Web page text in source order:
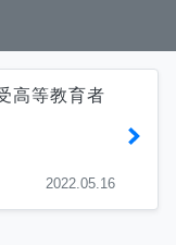
高等教育者
2022.05.16